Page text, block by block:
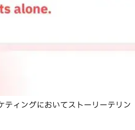
ティングにおいてストーリーテリン